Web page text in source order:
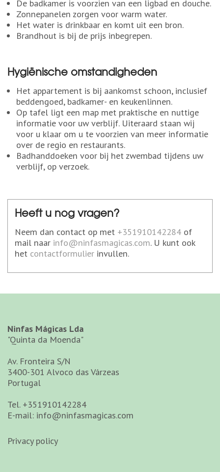
De badkamer is voorzien van een ligbad en douche.
Zonnepanelen zorgen voor warm water.
Het water is drinkbaar en komt uit een bron.
Brandhout is bij de prijs inbegrepen.
Hygiënische omstandigheden
Het appartement is bij aankomst schoon, inclusief
beddengoed, badkamer- en keukenlinnen.
Op tafel ligt een map met praktische en nuttige
informatie voor uw verblijf. Uiteraard staan ​​wij
voor u klaar om u te voorzien van meer informatie
over de regio en restaurants.
Badhanddoeken voor bij het zwembad tijdens uw
verblijf, op verzoek.
Heeft u nog vragen?
Neem dan contact op met +351910142284 of
mail naar info@ninfasmagicas.com. U kunt ook
het contactformulier invullen.
Ninfas Mágicas Lda
"Quinta da Moenda"
Av. Fronteira S/N
3400-301 Alvoco das Várzeas
Portugal
Tel. +351910142284
E-mail: info@ninfasmagicas.com
Privacy policy